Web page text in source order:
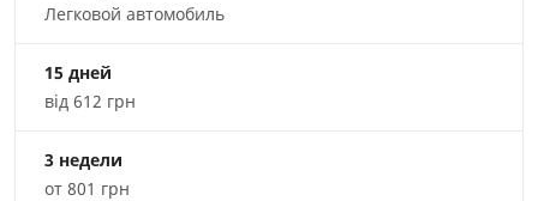
Легковой автомобиль
15 дней
від 612 грн
3 недели
от 801 грн